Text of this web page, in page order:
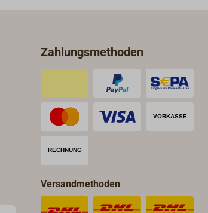
Zahlungsmethoden
Versandmethoden